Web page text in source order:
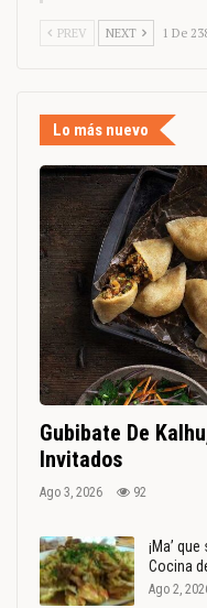
PREV NEXT 1 De
Lo más nuevo
Gubibate De
Invitados
Ago 3, 2026 92
¡Ma’
Cocina
Ago 2,